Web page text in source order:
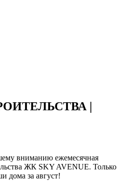
|
вниманию ежемесячная
ЖК SKY AVENUE. Только
дома за август!